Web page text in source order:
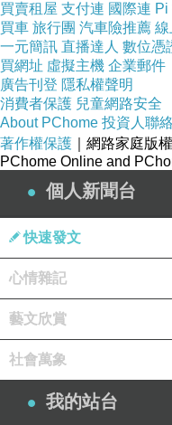
買賣租屋 支付連 國際連 Pi
買車 旅行團 汽車險推薦 線
一元簡訊 直播達人 數位憑
買網址 虛擬主機 企業郵件
廣告刊登 隱私權聲明
消費者保護 兒童網路安全
About PChome 投資人聯
著作權保護 ｜網路家庭版
PChome Online and
個人新聞台
快速發文
心情雜記
藝文欣賞
社會萬象
我的站台